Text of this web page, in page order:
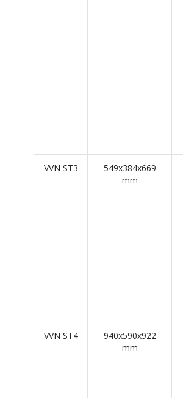
VVN ST3
549x384x669
mm
VVN ST4
940x590x922
mm